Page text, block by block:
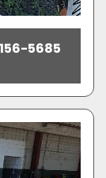
5685